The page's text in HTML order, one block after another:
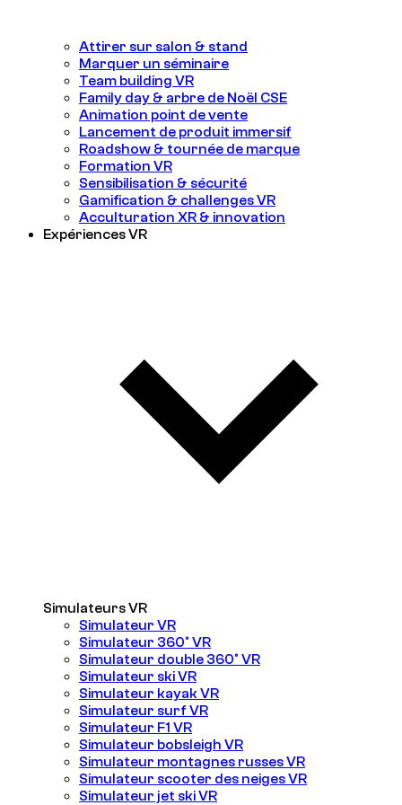
Attirer sur salon & stand
Marquer un séminaire
Team building VR
Family day & arbre de Noël CSE
Animation point de vente
Lancement de produit immersif
Roadshow & tournée de marque
Formation VR
Sensibilisation & sécurité
Gamification & challenges VR
Acculturation XR & innovation
Expériences VR
Simulateurs VR
Simulateur VR
Simulateur 360° VR
Simulateur double 360° VR
Simulateur ski VR
Simulateur kayak VR
Simulateur surf VR
Simulateur F1 VR
Simulateur bobsleigh VR
Simulateur montagnes russes VR
Simulateur scooter des neiges VR
Simulateur jet ski VR